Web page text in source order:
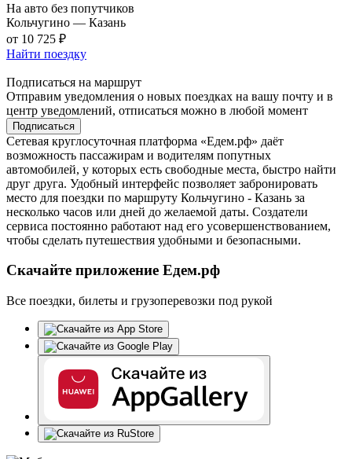
На авто без попутчиков
Кольчугино — Казань
от 10 725 ₽
Найти поездку
Подписаться на маршрут
Отправим уведомления о новых поездках на вашу почту и в
центр уведомлений, отписаться можно в любой момент
Подписаться
Сетевая круглосуточная платформа «Едем.рф» даёт
возможность пассажирам и водителям попутных
автомобилей, у которых есть свободные места, быстро найти
друг друга. Удобный интерфейс позволяет забронировать
место для поездки по маршруту Кольчугино - Казань за
несколько часов или дней до желаемой даты. Создатели
сервиса постоянно работают над его усовершенствованием,
чтобы сделать путешествия удобными и безопасными.
Скачайте приложение Едем.рф
Все поездки, билеты и грузоперевозки под рукой